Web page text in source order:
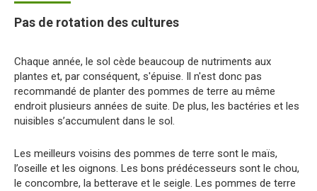
Pas de rotation des cultures
Chaque année, le sol cède beaucoup de nutriments aux
plantes et, par conséquent, s'épuise. Il n'est donc pas
recommandé de planter des pommes de terre au même
endroit plusieurs années de suite. De plus, les bactéries et les
nuisibles s’accumulent dans le sol.
Les meilleurs voisins des pommes de terre sont le maïs,
l’oseille et les oignons. Les bons prédécesseurs sont le chou,
le concombre, la betterave et le seigle. Les pommes de terre